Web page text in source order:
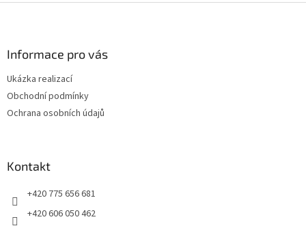
Informace pro vás
Ukázka realizací
Obchodní podmínky
Ochrana osobních údajů
Kontakt
+420 775 656 681
+420 606 050 462